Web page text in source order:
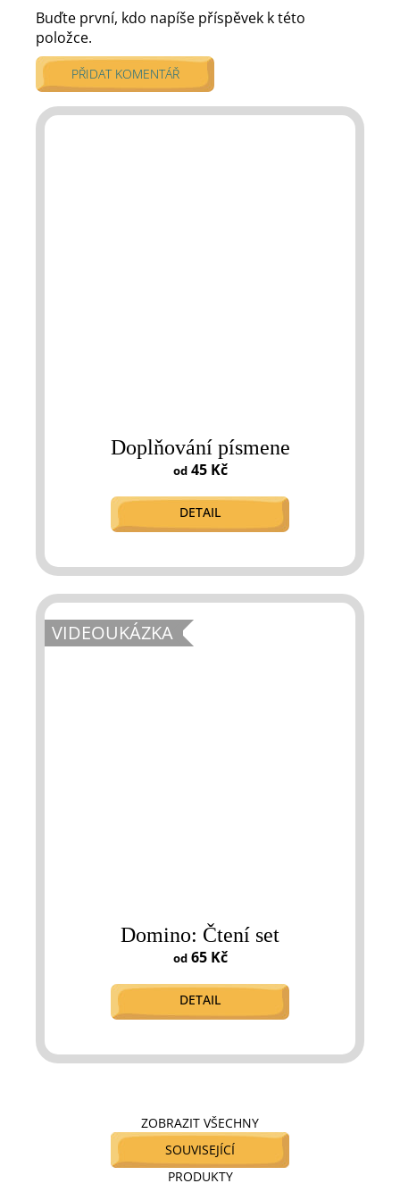
Doplňování písmene
od45 Kč
DETAIL
VIDEOUKÁZKA
Domino: Čtení set
od65 Kč
DETAIL
ZOBRAZIT VŠECHNY
SOUVISEJÍCÍ
PRODUKTY
Buďte první, kdo napíše příspěvek k této
položce.
PŘIDAT KOMENTÁŘ